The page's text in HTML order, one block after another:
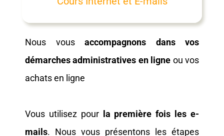
Nous vous accompagnons dans vos
démarches administratives en ligne ou vos
achats en ligne
Vous utilisez pour
la première fois les e-
mails. Nous vous présentons les étapes